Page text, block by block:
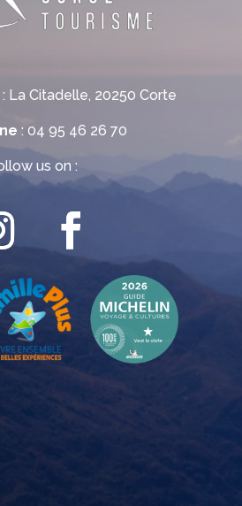
: La Citadelle, 20250 Corte
: 04 95 46 26 70
us on :